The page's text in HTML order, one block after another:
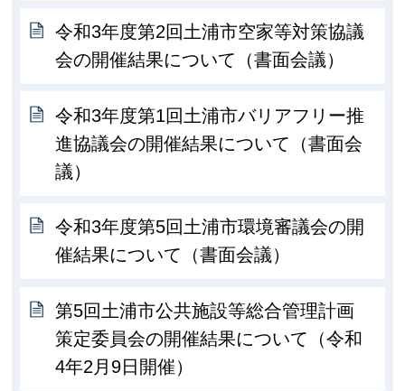
令和3年度第2回土浦市空家等対策協議
会の開催結果について（書面会議）
令和3年度第1回土浦市バリアフリー推
進協議会の開催結果について（書面会
議）
令和3年度第5回土浦市環境審議会の開
催結果について（書面会議）
第5回土浦市公共施設等総合管理計画
策定委員会の開催結果について（令和
4年2月9日開催）